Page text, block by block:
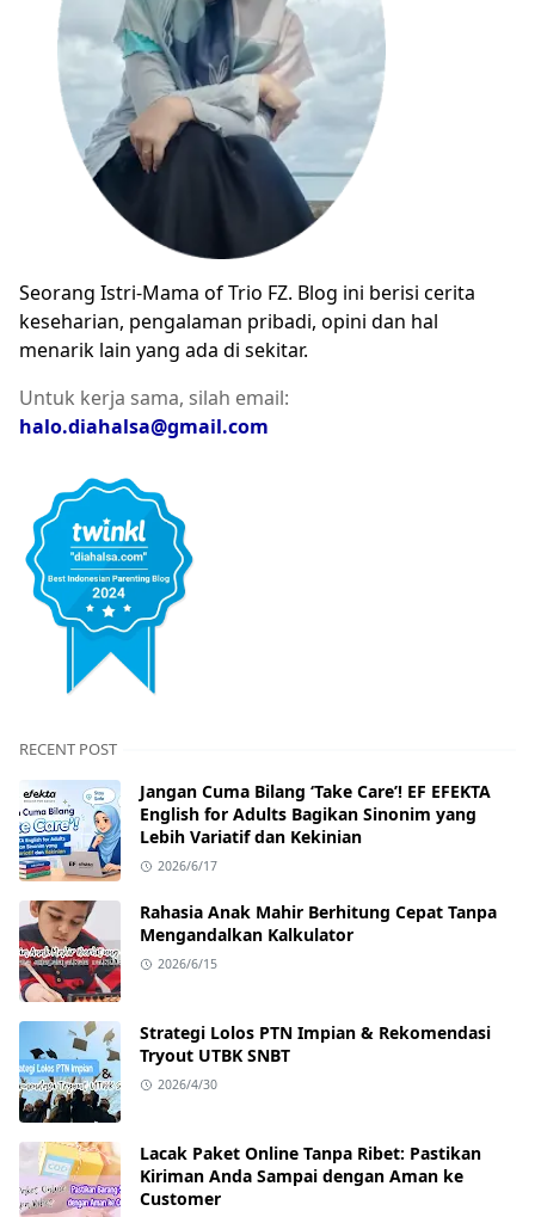
Seorang Istri-Mama of Trio FZ. Blog ini berisi cerita
keseharian, pengalaman pribadi, opini dan hal
menarik lain yang ada di sekitar.
Untuk kerja sama, silah email:
halo.diahalsa@gmail.com
RECENT POST
Jangan Cuma Bilang ‘Take Care’! EF EFEKTA
English for Adults Bagikan Sinonim yang
Lebih Variatif dan Kekinian
2026/6/17
Rahasia Anak Mahir Berhitung Cepat Tanpa
Mengandalkan Kalkulator
2026/6/15
Strategi Lolos PTN Impian & Rekomendasi
Tryout UTBK SNBT
2026/4/30
Lacak Paket Online Tanpa Ribet: Pastikan
Kiriman Anda Sampai dengan Aman ke
Customer